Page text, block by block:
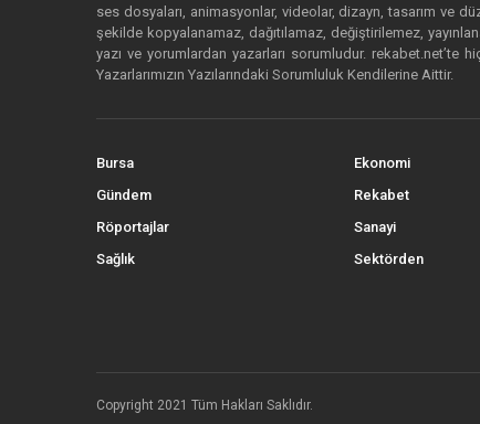
ses dosyaları, animasyonlar, videolar, dizayn, tasarım ve
şekilde kopyalanamaz, dağıtılamaz, değiştirilemez,
yazı ve yorumlardan yazarları sorumludur.
Yazarlarımızın Yazılarındaki Sorumluluk Kendilerine Aittir.
Bursa
Gündem
Röportajlar
Sağlık
Ekonomi
Rekabet
Sanayi
Sektörden
Copyright 2021 Tüm Hakları Saklıdır.